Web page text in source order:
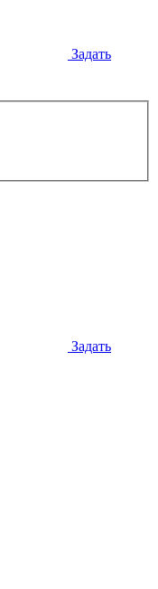
Задать
Задать